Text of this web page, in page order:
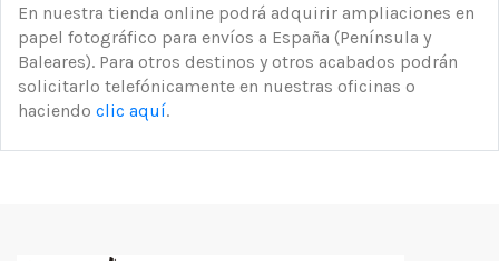
En nuestra tienda online podrá adquirir ampliaciones en
papel fotográfico para envíos a España (Península y
Baleares). Para otros destinos y otros acabados podrán
solicitarlo telefónicamente en nuestras oficinas o
haciendo clic aquí.